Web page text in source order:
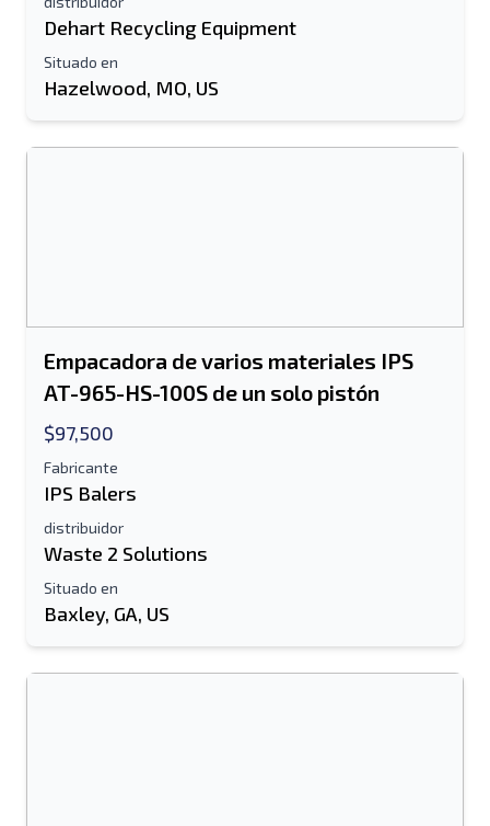
Dirección de correo electrónico
Móvil
Dehart Recycling Equipment
Situado en
Hazelwood, MO, US
Empacadora de varios materiales IPS
AT-965-HS-100S de un solo pistón
$97,500
Fabricante
IPS Balers
distribuidor
Waste 2 Solutions
Situado en
Baxley, GA, US
Enviar a un amigo
móvil
Tu nombre completo
Información Adicional